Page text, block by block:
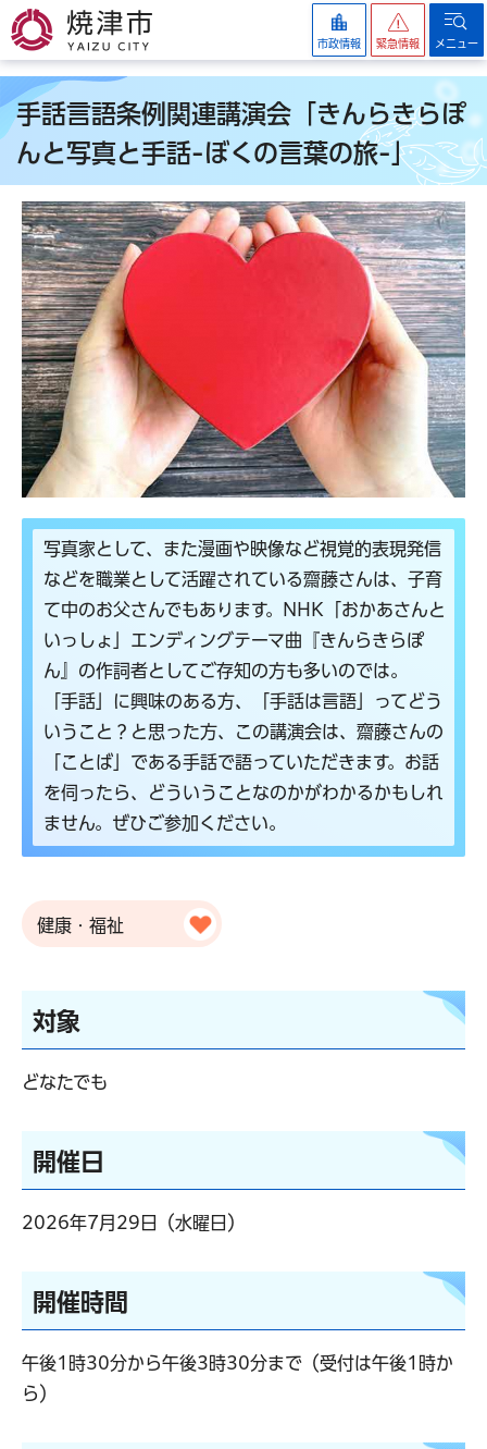
焼津市
市政情報 緊急情報 メニュー
手話言語条例関連講演会「きんらきらぽ
んと写真と手話-ぼくの言葉の旅-」
写真家として、また漫画や映像など視覚的表現発信
などを職業として活躍されている齋藤さんは、子育
て中のお父さんでもあります。NHK「おかあさんと
いっしょ」エンディングテーマ曲『きんらきらぽ
ん』の作詞者としてご存知の方も多いのでは。
「手話」に興味のある方、「手話は言語」ってどう
いうこと？と思った方、この講演会は、齋藤さんの
「ことば」である手話で語っていただきます。お話
を伺ったら、どういうことなのかがわかるかもしれ
ません。ぜひご参加ください。
健康・福祉
対象
どなたでも
開催日
2026年7月29日（水曜日）
開催時間
午後1時30分から午後3時30分まで（受付は午後1時か
ら）